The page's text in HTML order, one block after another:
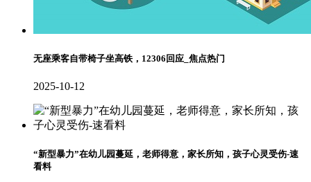
无座乘客自带椅子坐高铁，12306回应_焦点热门
2025-10-12
“新型暴力”在幼儿园蔓延，老师得意，家长所知，孩子心灵受伤-速
看料